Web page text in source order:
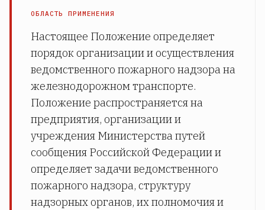
ОБЛАСТЬ ПРИМЕНЕНИЯ
Настоящее Положение определяет
порядок организации и осуществления
ведомственного пожарного надзора на
железнодорожном транспорте.
Положение распространяется на
предприятия, организации и
учреждения Министерства путей
сообщения Российской Федерации и
определяет задачи ведомственного
пожарного надзора, структуру
надзорных органов, их полномочия и